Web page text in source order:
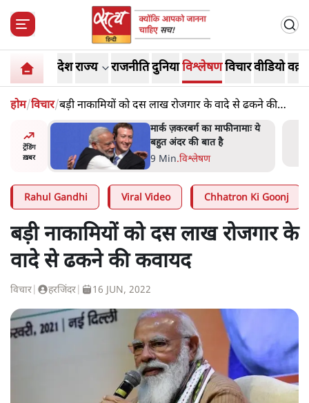
देशराज्य राजनीतिदुनियाविश्लेषणविचारवीडियो
होम/विचार/बड़ी नाकामियों को दस लाख रोजगार के वादे से ढकने की
कवायद
ट्रेंडिंग
ख़बर
भागवत
मार्क ज़करबर्ग का माफीनामाः ये
बहुत अंदर की बात है
9 Min.विश्लेषण
Rahul Gandhi Viral Video Chhatron Ki Goonj
बड़ी नाकामियों को दस लाख रोजगार के
वादे से ढकने की कवायद
विचार हरजिंदर 16 JUN, 2022